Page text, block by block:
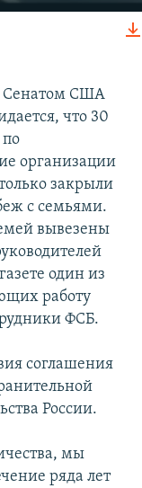
Сенатом США
что 30
организации
закрыли
с семьями.
вывезены
один из
работу
ФСБ.
соглашения
России.
мы
ряда лет